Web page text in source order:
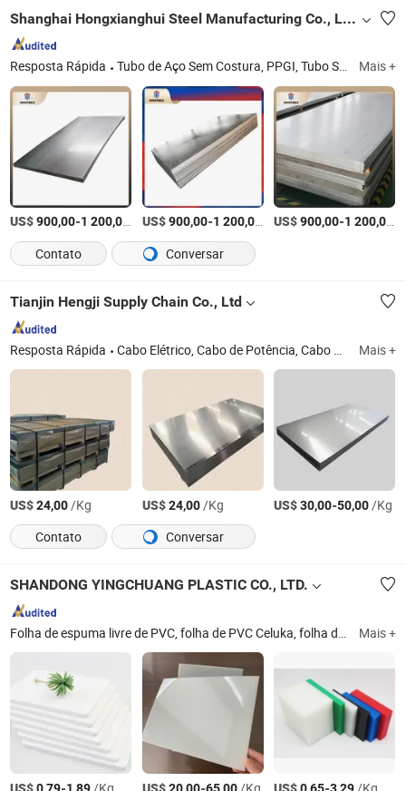
Shanghai Hongxianghui Steel Manufacturing Co., Ltd.
Resposta Rápida Tubo de Aço Sem Costura, PPGI, Tubo Sem Costura, Tubo de Ferro Dúctil, Tubo Soldado, Bobina Desengraxada, Tubo de Aço Inoxidável, Bobina de Aço Inoxidável, Produto Metálico, Produto de Aço Mais +
US$900,00-1 200,00 /Tonelada
US$900,00-1 200,00 /Tonelada
US$900,00-1 200,00 /
Contato
Conversar
Tianjin Hengji Supply Chain Co., Ltd
Resposta Rápida Cabo Elétrico, Cabo de Potência, Cabo de Controle, Cabo de Comunicação Mais +
US$24,00/Kg US$24,00/Kg US$30,00-50,00/Kg
Contato
Conversar
SHANDONG YINGCHUANG PLASTIC CO., LTD.
Folha de espuma livre de PVC, folha de PVC Celuka, folha de espuma co-extrudada de PVC, folha rígida de PVC, tubo/haste de acrílico, folha de PVC, folha de acrílico, placa de espuma de PVC, placa livre de espuma de PVC, placa de PVC Celuka Mais +